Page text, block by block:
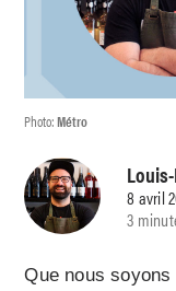
Photo:Métro
8 avril
3
Que nous